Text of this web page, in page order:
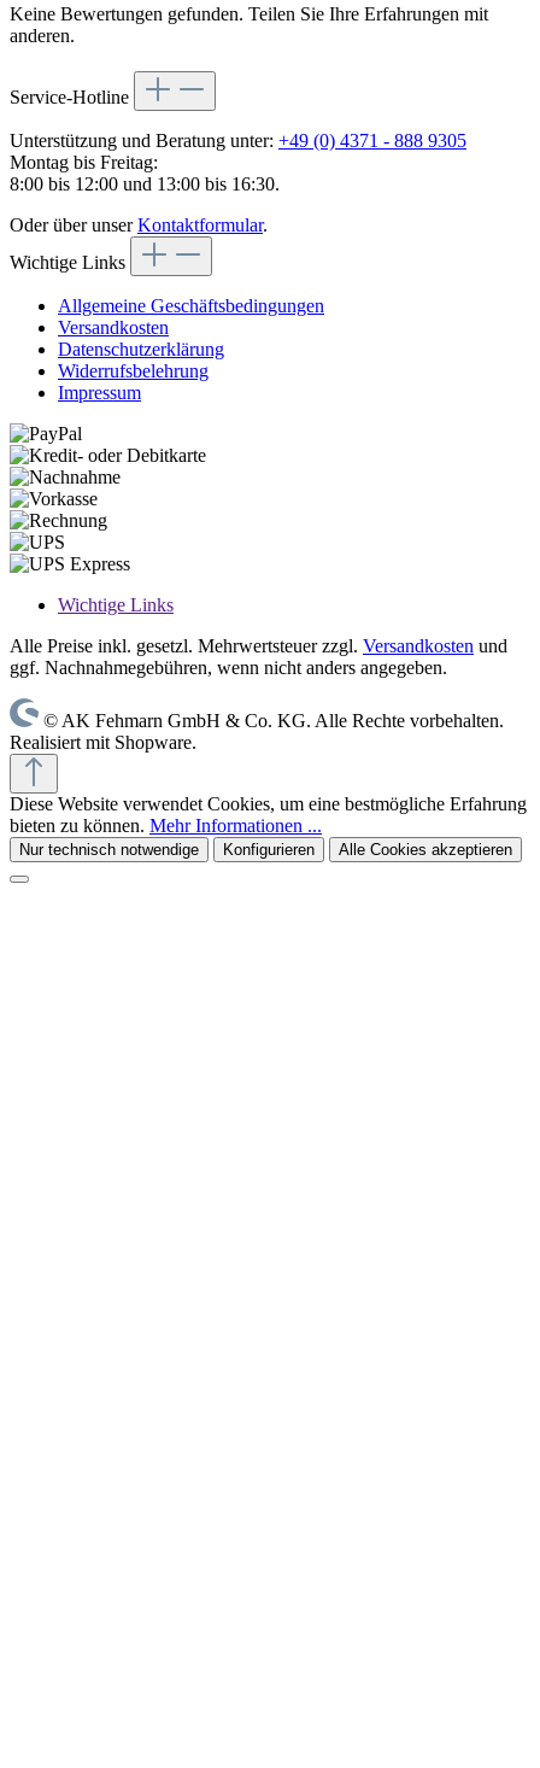
Keine Bewertungen gefunden. Teilen Sie Ihre Erfahrungen mit
anderen.
Service-Hotline
Unterstützung und Beratung unter: +49 (0) 4371 - 888 9305
Montag bis Freitag:
8:00 bis 12:00 und 13:00 bis 16:30.
Oder über unserKontaktformular.
Wichtige Links
Allgemeine Geschäftsbedingungen
Versandkosten
Datenschutzerklärung
Widerrufsbelehrung
Impressum
Wichtige Links
Alle Preise inkl. gesetzl. Mehrwertsteuer zzgl. Versandkosten und
ggf. Nachnahmegebühren, wenn nicht anders angegeben.
© AK Fehmarn GmbH & Co. KG. Alle Rechte vorbehalten.
Realisiert mit Shopware.
Diese Website verwendet Cookies, um eine bestmögliche Erfahrung
bieten zu können. Mehr Informationen ...
Nur technisch notwendige Konfigurieren Alle Cookies akzeptieren